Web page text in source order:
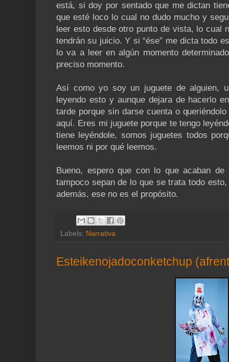
está, si doy por sentado que me dictan
que esté loco lo cual no dudo mucho y
leer esto desde otro punto de vista, lo cual
tendrán su juicio. Y si “ése” me dicta todo
lo va a leer en algún momento
preciso momento.
Así como yo soy un juguete de alguien,
leyendo esto y aunque dejara de hacerlo
tarde porque sin darse cuenta o
aquí. Eres mi juguete porque te tengo
tiene leyéndole, somos juguetes todos
leemos ni por qué leemos.
Bueno, espero que con lo que acaban
tampoco sepan de lo que se trata todo
además, ese no es el propósito.
Labels: Narrativa
Esteikenojadoconketchup